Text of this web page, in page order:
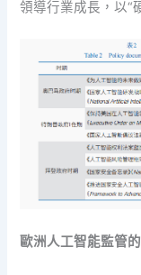
領導行業成長，以“
歐洲人工智能監管